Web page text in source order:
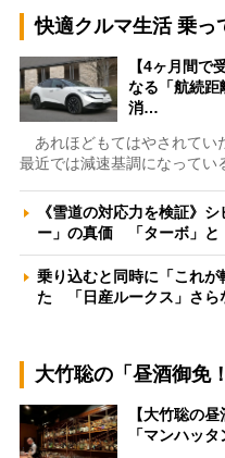
快適クルマ生活 乗っ
【4ヶ月間で
なる「航続距
消…
あれほどもてはやされてい
最近では減速基調になって
《雪道の対応力を検証》
ー」の真価 「ターボ」
乗り込むと同時に「これ
た 「日産ルークス」さら
大竹聡の「昼酒御免！
【大竹聡の
「マンハッ